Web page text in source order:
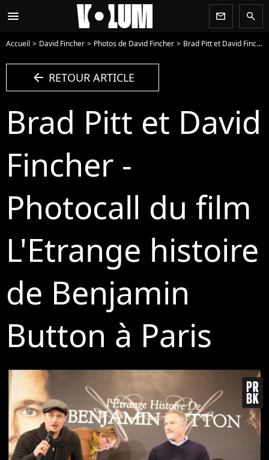
menu newsletter search
Accueil David Fincher Photos de David Fincher Brad Pitt et David Fincher - Photocall du film L'Etrange histoire de Benjamin Button à Paris - Photo
arrow_left RETOUR ARTICLE
Brad Pitt et David
Fincher -
Photocall du film
L'Etrange histoire
de Benjamin
Button à Paris